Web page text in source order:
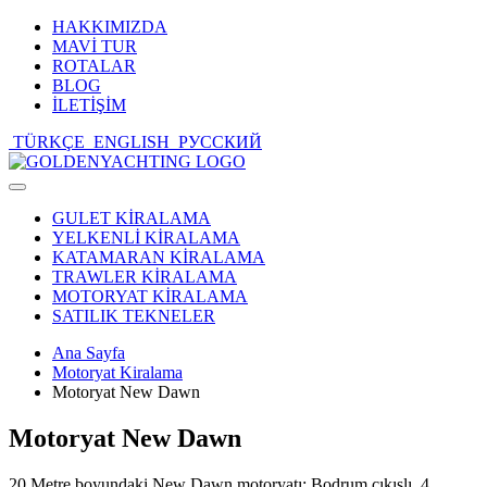
HAKKIMIZDA
MAVİ TUR
ROTALAR
BLOG
İLETİŞİM
TÜRKÇE ENGLISH РУССКИЙ
Toggle
navigationGULET KİRALAMA
YELKENLİ KİRALAMA
KATAMARAN KİRALAMA
TRAWLER KİRALAMA
MOTORYAT KİRALAMA
SATILIK TEKNELER
Ana Sayfa
Motoryat Kiralama
Motoryat New Dawn
Motoryat New Dawn